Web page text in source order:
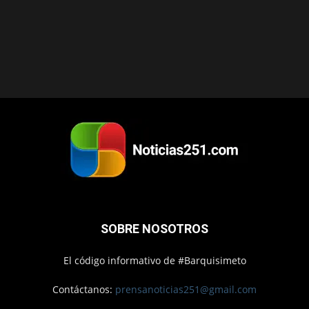
SOBRE NOSOTROS
El código informativo de #Barquisimeto
Contáctanos: prensanoticias251@gmail.com